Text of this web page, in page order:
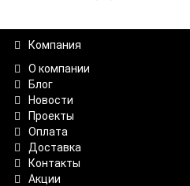
Компания
О компании
Блог
Новости
Проекты
Оплата
Доставка
Контакты
Акции